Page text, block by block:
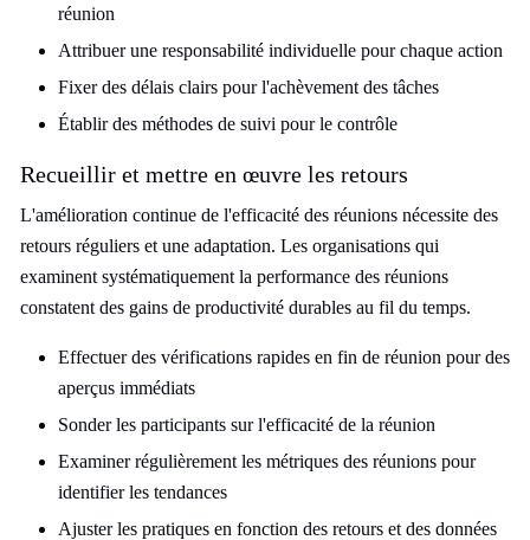
réunion
Attribuer une responsabilité individuelle pour chaque action
Fixer des délais clairs pour l'achèvement des tâches
Établir des méthodes de suivi pour le contrôle
Recueillir et mettre en œuvre les retours
L'amélioration continue de l'efficacité des réunions nécessite des
retours réguliers et une adaptation. Les organisations qui
examinent systématiquement la performance des réunions
constatent des gains de productivité durables au fil du temps.
Effectuer des vérifications rapides en fin de réunion pour des
aperçus immédiats
Sonder les participants sur l'efficacité de la réunion
Examiner régulièrement les métriques des réunions pour
identifier les tendances
Ajuster les pratiques en fonction des retours et des données